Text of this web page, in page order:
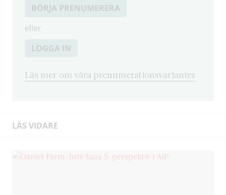
BÖRJA PRENUMERERA
eller
LOGGA IN
Läs mer om våra prenumerationsvarianter
LÄS VIDARE